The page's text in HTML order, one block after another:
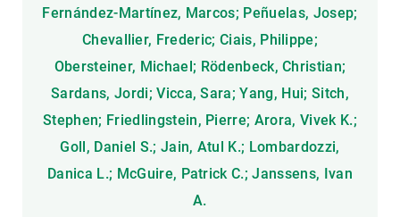
Fernández-Martínez, Marcos; Peñuelas, Josep;
Chevallier, Frederic; Ciais, Philippe;
Obersteiner, Michael; Rödenbeck, Christian;
Sardans, Jordi; Vicca, Sara; Yang, Hui; Sitch,
Stephen; Friedlingstein, Pierre; Arora, Vivek K.;
Goll, Daniel S.; Jain, Atul K.; Lombardozzi,
Danica L.; McGuire, Patrick C.; Janssens, Ivan
A.